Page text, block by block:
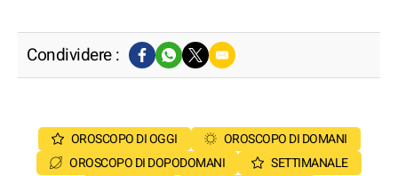
Condividere :
OROSCOPO DI OGGI
OROSCOPO DI DOMANI
OROSCOPO DI DOPODOMANI
SETTIMANALE